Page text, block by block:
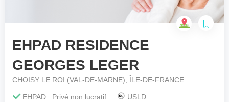
Nom & prénom du résident à contacter *
Votre téléphone*
EHPAD RESIDENCE
GEORGES LEGER
CHOISY LE ROI (VAL-DE-MARNE), ÎLE-DE-FRANCE
EHPAD : Privé non lucratif
USLD